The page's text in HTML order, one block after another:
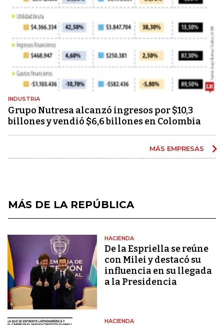
INDUSTRIA
Grupo Nutresa alcanzó ingresos por $10,3
billones y vendió $6,6 billones en Colombia
MÁS EMPRESAS
MÁS DE LA REPÚBLICA
HACIENDA
De la Espriella se reúne
con Milei y destacó su
influencia en su llegada
a la Presidencia
HACIENDA